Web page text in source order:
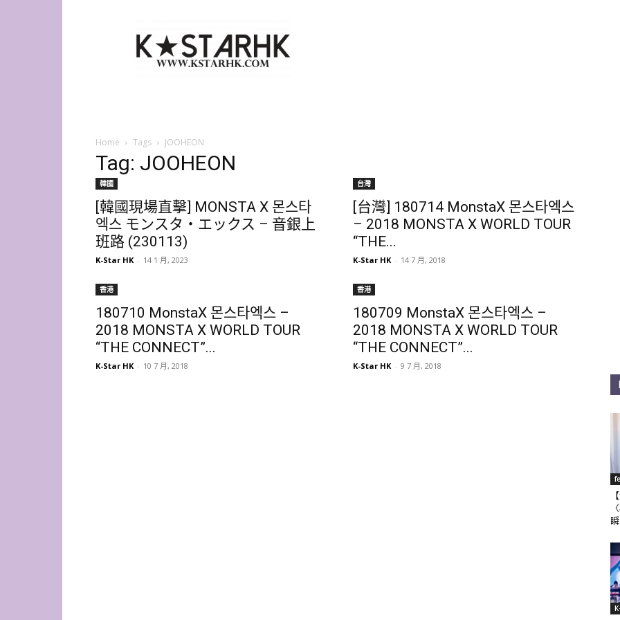
Star
HK
Home Tags JOOHEON
Tag: JOOHEON
韓國
[韓國現場直擊] MONSTA X 몬스타
엑스 モンスタ・エックス – 音銀上
班路 (230113)
K-Star HK - 14 1 月, 2023
台灣
[台灣] 180714 MonstaX 몬스타엑스
– 2018 MONSTA X WORLD TOUR
“THE...
K-Star HK - 14 7 月, 2018
香港
180710 MonstaX 몬스타엑스 –
2018 MONSTA X WORLD TOUR
“THE CONNECT”...
K-Star HK - 10 7 月, 2018
香港
180709 MonstaX 몬스타엑스 –
2018 MONSTA X WORLD TOUR
“THE CONNECT”...
K-Star HK - 9 7 月, 2018